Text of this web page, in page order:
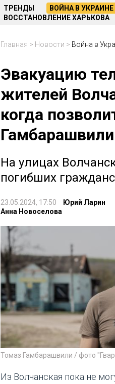
ТРЕНДЫ
ВОЙНА В УКРАИНЕ
ВОССТАНОВЛЕНИЕ ХАРЬКОВА
Главная > Новости > Война в
Эвакуацию
жителей
когда
Гамбарашвили
На улицах
погибших
23.05.2024, 17:50
Юрий Ларин
Анна Новоселова
Томаз Гамбарашвили / фото
Из Волчанская пока не